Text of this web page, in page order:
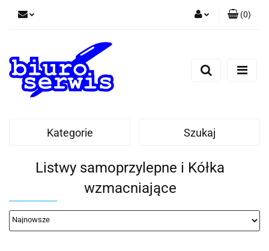
Zarejestruj się
(0)
Kategorie Szukaj
Listwy samoprzylepne i Kółka
wzmacniające